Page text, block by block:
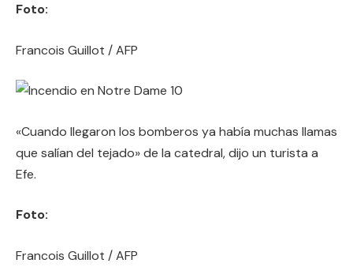
Foto:
Francois Guillot / AFP
«Cuando llegaron los bomberos ya había muchas llamas
que salían del tejado» de la catedral, dijo un turista a
Efe.
Foto:
Francois Guillot / AFP